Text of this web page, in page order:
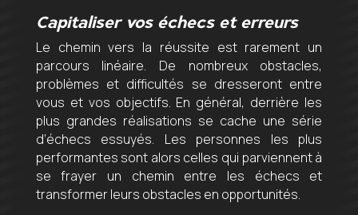
Capitaliser vos échecs et erreurs
Le chemin vers la réussite est rarement un
parcours linéaire. De nombreux obstacles,
problèmes et difficultés se dresseront entre
vous et vos objectifs. En général, derrière les
plus grandes réalisations se cache une série
d’échecs essuyés. Les personnes les plus
performantes sont alors celles qui parviennent à
se frayer un chemin entre les échecs et
transformer leurs obstacles en opportunités.